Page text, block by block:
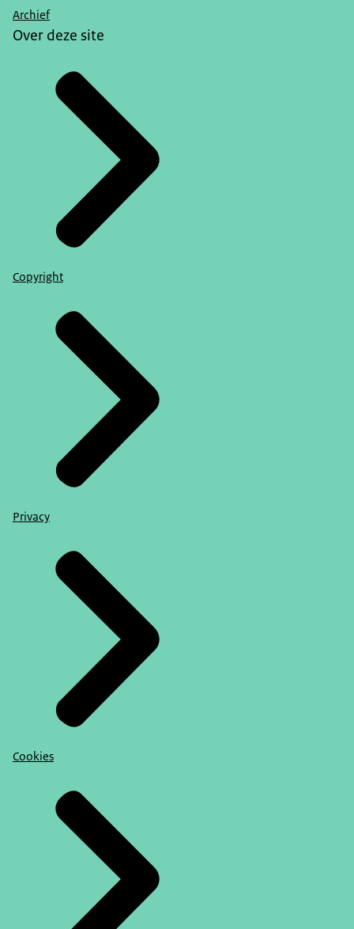
Archief
Over deze site
Copyright
Privacy
Cookies